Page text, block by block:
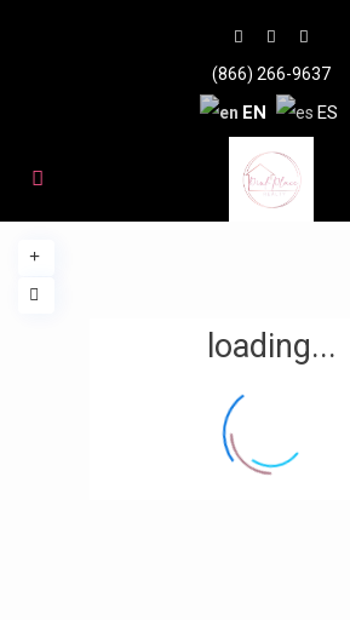
(866) 266-9637
EN ES
loading...